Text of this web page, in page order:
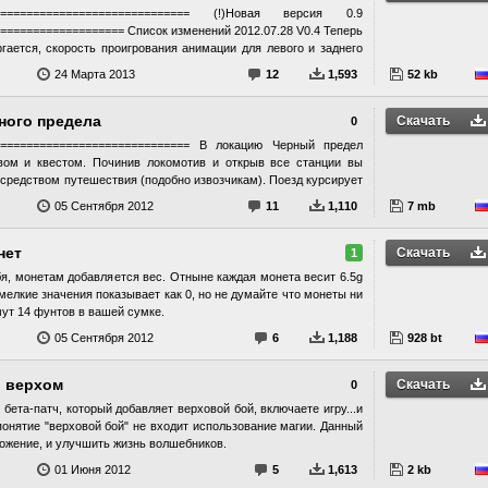
52 kb
(!)Новая версия 0.9
Список изменений 2012.07.28 V0.4 Теперь
скорость проигрования анимации для левого и заднего
Игроку нельзя нанести урон во время уклонения(0,6 секунды),
для левого и заднего уклонения x1.25 2012.08.10 v0.6 Игроку
уклонения(0.4 сек.). скорость проигрования анимации от
в dodge.ini которая позволяет контролировать расход
v0.8 скорость проигрования анимации для левого и
баг при виде от первого лица. Исправлена ошибка
скрипт. 2012.08.23 v0.9 добавлена
позволяет уклонятся с заклинанием в руке(багнуто малость
уклонение. Что бы использовать уклонение зажмите
Либо просто нажмите дважды нужное направление.
вправо, влево и назад. ВНИМАНИЕ!: не работает
заклинании. Для работы нужен Script Dragon, проверьте
1,593
12
24 Марта 2013
Скачать
7 mb
0
предела
В локацию Черный предел
и квестом. Починив локомотив и открыв все станции вы
путешествия (подобно извозчикам). Поезд курсирует
в двемерских руинах. (Например: Альфтанд, Башня Мзарк,
можете получить в награду Фуражку кондуктора и Паровой
1,110
11
05 Сентября 2012
Скачать
928 bt
1
монетам добавляется вес. Отныне каждая монета весит 6.5g
значения показывает как 0, но не думайте что монеты ни
14 фунтов в вашей сумке.
1,188
6
05 Сентября 2012
Скачать
2 kb
0
верхом
патч, который добавляет верховой бой, включаете игру...и
"верховой бой" не входит использование магии. Данный
и улучшить жизнь волшебников.
1,613
5
01 Июня 2012